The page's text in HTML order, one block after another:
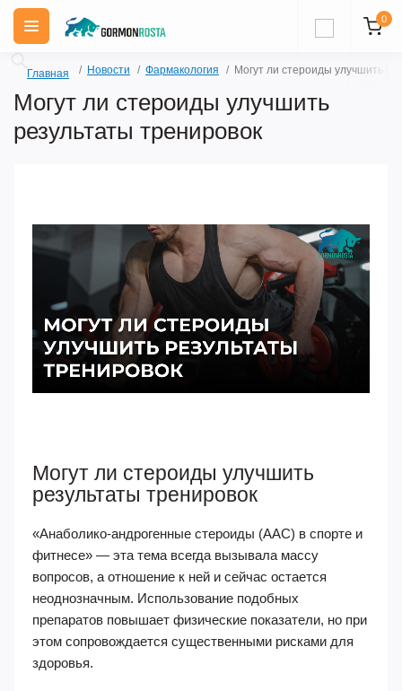
0
Главная Новости Фармакология Могут ли стероиды улучшить
Могут ли стероиды улучшить
результаты тренировок
Могут ли стероиды улучшить
результаты тренировок
«Анаболико-андрогенные стероиды (ААС) в спорте и
фитнесе» — эта тема всегда вызывала массу
вопросов, а отношение к ней и сейчас остается
неоднозначным. Использование подобных
препаратов повышает физические показатели, но при
этом сопровождается существенными рисками для
здоровья.